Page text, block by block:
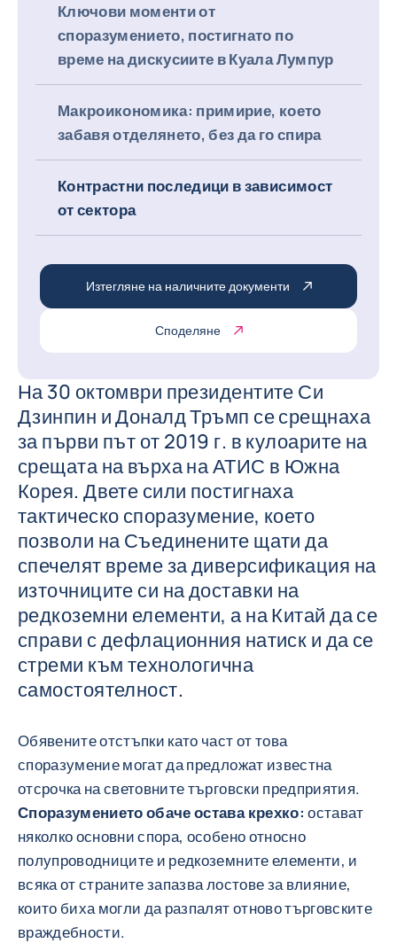
Ключови моменти от
споразумението, постигнато по
време на дискусиите в Куала Лумпур
Макроикономика: примирие, което
забавя отделянето, без да го спира
Контрастни последици в зависимост
от сектора
Изтегляне на наличните документи
Споделяне
На 30 октомври президентите Си
Дзинпин и Доналд Тръмп се срещнаха
за първи път от 2019 г. в кулоарите на
срещата на върха на АТИС в Южна
Корея. Двете сили постигнаха
тактическо споразумение, което
позволи на Съединените щати да
спечелят време за диверсификация на
източниците си на доставки на
редкоземни елементи, а на Китай да се
справи с дефлационния натиск и да се
стреми към технологична
самостоятелност.
Обявените отстъпки като част от това
споразумение могат да предложат известна
отсрочка на световните търговски предприятия.
Споразумението обаче остава крехко: остават
няколко основни спора, особено относно
полупроводниците и редкоземните елементи, и
всяка от страните запазва лостове за влияние,
които биха могли да разпалят отново търговските
враждебности.